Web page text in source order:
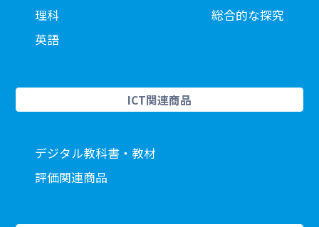
理科
英語
総合的な探究
ICT関連商品
デジタル教科書・教材
評価関連商品